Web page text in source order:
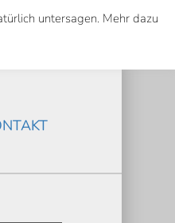
untersagen. Mehr dazu